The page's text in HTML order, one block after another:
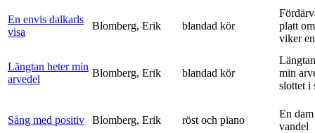
En envis dalkarls
visa
Blomberg, Erik blandad kör
platt
viker
Längtan heter min
arvedel
Blomberg, Erik blandad kör
min
slottet i
Sång med positiv Blomberg, Erik röst och piano
En
vandel